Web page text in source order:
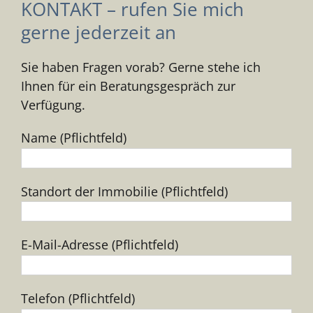
KONTAKT – rufen Sie mich
gerne jederzeit an
Sie haben Fragen vorab? Gerne stehe ich
Ihnen für ein Beratungsgespräch zur
Verfügung.
Name (Pflichtfeld)
Standort der Immobilie (Pflichtfeld)
E-Mail-Adresse (Pflichtfeld)
Telefon (Pflichtfeld)